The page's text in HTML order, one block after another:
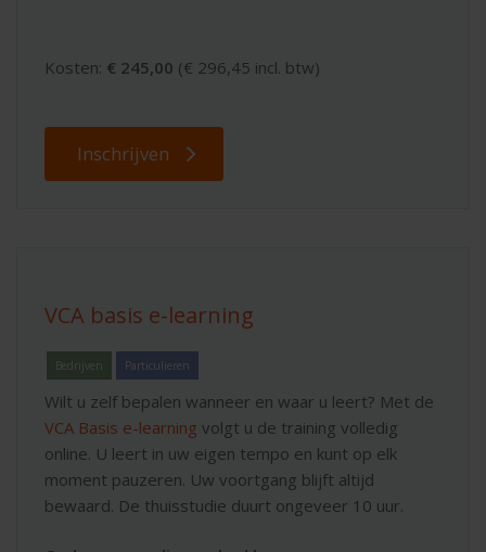
​Kosten: € 245,00 (€ 296,45 incl. btw)
Inschrijven
VCA basis e-learning
Bedrijven Particulieren
Wilt u zelf bepalen wanneer en waar u leert? Met de
VCA Basis e-learning volgt u de training volledig
online. U leert in uw eigen tempo en kunt op elk
moment pauzeren. Uw voortgang blijft altijd
bewaard. De thuisstudie duurt ongeveer 10 uur.